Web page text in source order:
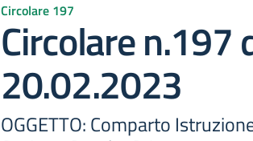
Circolare 197
Circolare n.197
20.02.2023
OGGETTO: Comparto